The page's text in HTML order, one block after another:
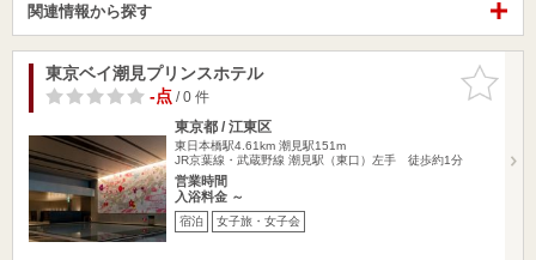
関連情報から探す
お気に入
りに追加
東京ベイ潮見プリンスホテル
-点/ 0 件
東京都 / 江東区
東日本橋駅4.61km 潮見駅151m
JR京葉線・武蔵野線 潮見駅（東口）左手 徒歩約1分
営業時間
入浴料金 ～
宿泊 女子旅・女子会